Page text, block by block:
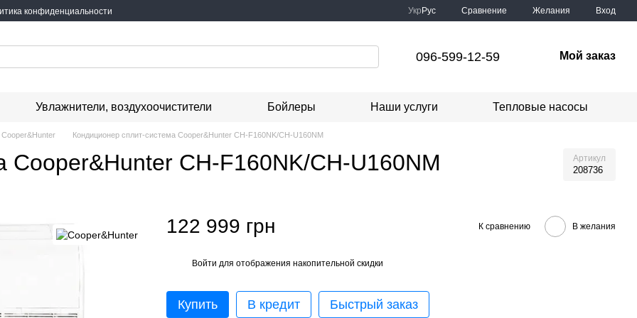
конфиденциальности Укр Рус Сравнение Желания Вход
096-599-12-59 Мой заказ
Увлажнители, воздухоочистители Бойлеры Наши услуги Тепловые насосы
Кондиционер сплит-система Cooper&Hunter CH-F160NK/CH-U160NM
Cooper&Hunter CH-F160NK/CH-U160NM Артикул
208736
122 999 грн К сравнению В желания
Войти для отображения накопительной скидки
Купить В кредит Быстрый заказ